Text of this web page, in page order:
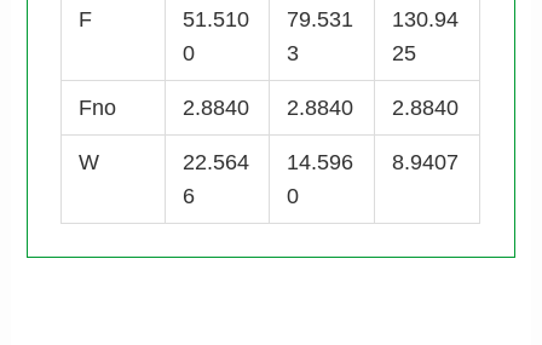
F
51.510
0
79.531
3
130.94
25
Fno 2.8840 2.8840 2.8840
W
22.564
6
14.596
0
8.9407